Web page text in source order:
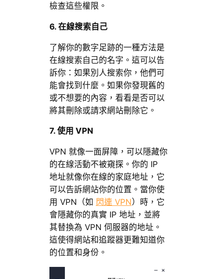
檢查這些權限。
6. 在線搜索自己
了解你的數字足跡的一種方法是
在線搜索自己的名字。這可以告
訴你：如果別人搜索你，他們可
能會找到什麼。如果你發現舊的
或不想要的內容，看看是否可以
將其刪除或請求網站刪除它。
7. 使用 VPN
VPN 就像一面屏障，可以隱藏你
的在線活動不被窺探。你的 IP
地址就像你在線的家庭地址，它
可以告訴網站你的位置。當你使
用 VPN（如 閃連 VPN）時，它
會隱藏你的真實 IP 地址，並將
其替換為 VPN 伺服器的地址。
這使得網站和追蹤器更難知道你
的位置和身份。